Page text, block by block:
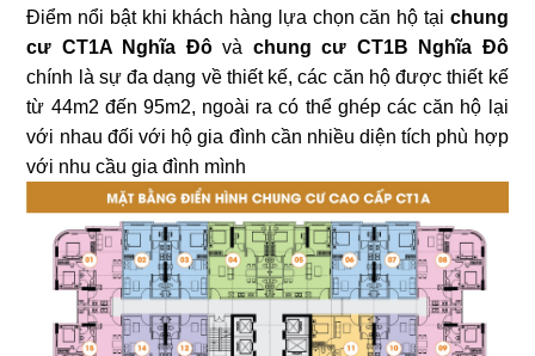
Điểm nổi bật khi khách hàng lựa chọn căn hộ tại chung
cư CT1A Nghĩa Đôvà chung cư CT1B Nghĩa Đô
chính là sự đa dạng về thiết kế, các căn hộ được thiết kế
từ 44m2 đến 95m2, ngoài ra có thể ghép các căn hộ lại
với nhau đối với hộ gia đình cần nhiều diện tích phù hợp
với nhu cầu gia đình mình